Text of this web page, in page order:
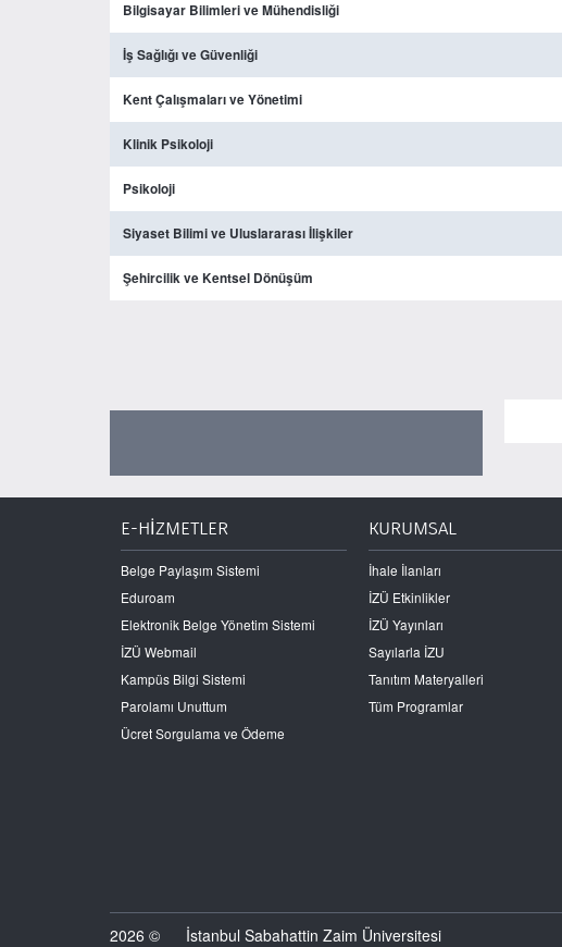
Bilgisayar Bilimleri ve Mühendisliği
İş Sağlığı ve Güvenliği
Kent Çalışmaları ve Yönetimi
Klinik Psikoloji
Psikoloji
Siyaset Bilimi ve Uluslararası İlişkiler
Şehircilik ve Kentsel Dönüşüm
E-HİZMETLER
Belge Paylaşım Sistemi
Eduroam
Elektronik Belge Yönetim Sistemi
İZÜ Webmail
Kampüs Bilgi Sistemi
Parolamı Unuttum
Ücret Sorgulama ve Ödeme
KURUMSAL
İhale İlanları
İZÜ Etkinlikler
İZÜ Yayınları
Sayılarla İZU
Tanıtım Materyalleri
Tüm Programlar
2026 © İstanbul Sabahattin Zaim Üniversitesi